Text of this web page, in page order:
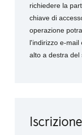
richiedere la
chiave di
operazione
l'indirizzo e-mail
alto a destra del